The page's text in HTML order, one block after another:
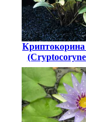
Криптокорина